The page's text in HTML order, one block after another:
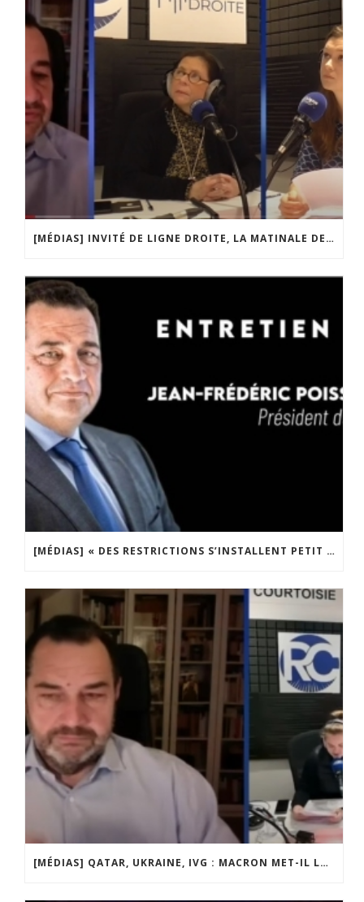
[MÉDIAS] INVITÉ DE LIGNE DROITE, LA MATINALE DE RADIO COURTOISIE
[MÉDIAS] « DES RESTRICTIONS S’INSTALLENT PETIT À PETIT DANS NOTRE PAYS » ENTRETIEN AVEC BOULEVARD VOLTAIRE
[MÉDIAS] QATAR, UKRAINE, IVG : MACRON MET-IL LA FRANCE EN DANGER ? JF POISSON INVITÉ DE LIGNE DROITE SUR RADIO COURTOISIE